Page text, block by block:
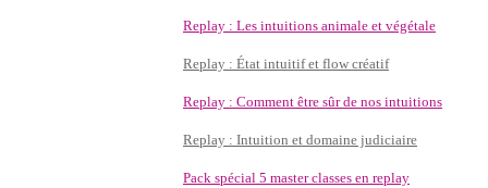
Replay : Les intuitions animale et végétale
Replay : État intuitif et flow créatif
Replay : Comment être sûr de nos intuitions
Replay : Intuition et domaine judiciaire
Pack spécial 5 master classes en replay